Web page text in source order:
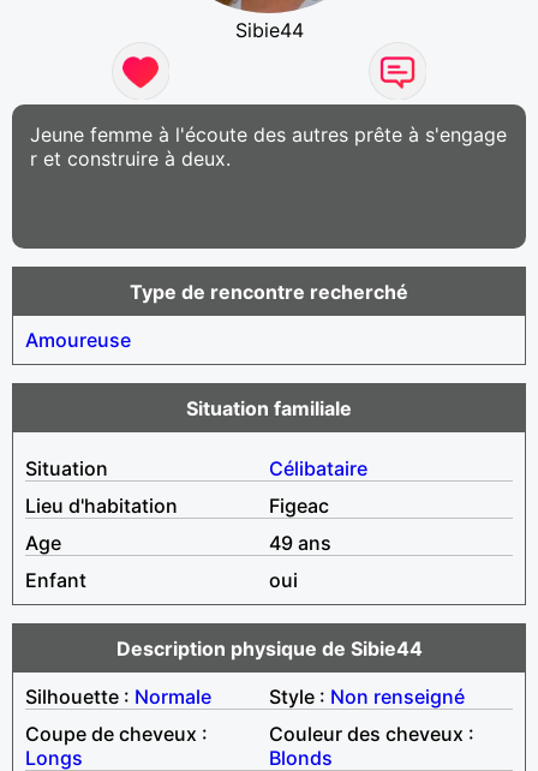
Sibie44
Jeune femme à l'écoute des autres prête à s'engage
r et construire à deux.
Type de rencontre recherché
Amoureuse
Situation familiale
Situation
Célibataire
Lieu d'habitation
Figeac
Age
49 ans
Enfant
oui
Description physique de Sibie44
Silhouette : Normale Style : Non renseigné
Coupe de cheveux :
Longs
Couleur des cheveux :
Blonds